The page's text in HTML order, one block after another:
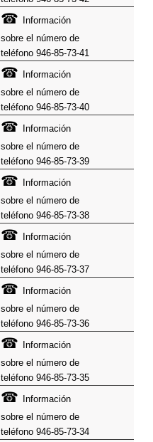
☎ Información
sobre el número de
teléfono 946-85-73-41
☎ Información
sobre el número de
teléfono 946-85-73-40
☎ Información
sobre el número de
teléfono 946-85-73-39
☎ Información
sobre el número de
teléfono 946-85-73-38
☎ Información
sobre el número de
teléfono 946-85-73-37
☎ Información
sobre el número de
teléfono 946-85-73-36
☎ Información
sobre el número de
teléfono 946-85-73-35
☎ Información
sobre el número de
teléfono 946-85-73-34